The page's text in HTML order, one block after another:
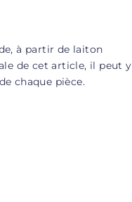
à partir de laiton
de cet article, il peut y
chaque pièce.